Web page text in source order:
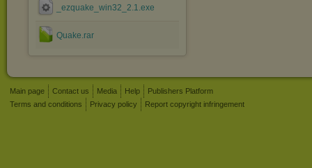
_ezquake_win32_2.1.exe
Quake.rar
Main page Contact us Media Help
Publishers Platform
Terms and conditions
Privacy policy Report copyright infringement